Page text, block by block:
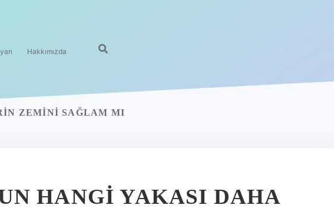
Hakkımızda
ZEMINI SAĞLAM MI
HANGI YAKASI DAHA